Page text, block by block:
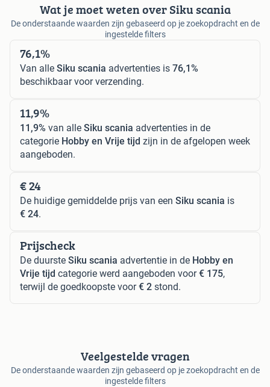
Wat je moet weten over Siku scania
De onderstaande waarden zijn gebaseerd op je zoekopdracht en de
ingestelde filters
76,1%
Van alle Siku scania advertenties is 76,1%
beschikbaar voor verzending.
11,9%
11,9% van alle Siku scania advertenties in de
categorie Hobby en Vrije tijd zijn in de afgelopen week
aangeboden.
€ 24
De huidige gemiddelde prijs van een Siku scania is
€ 24.
Prijscheck
De duurste Siku scania advertentie in de Hobby en
Vrije tijd categorie werd aangeboden voor€ 175,
terwijl de goedkoopste voor€ 2 stond.
Veelgestelde vragen
De onderstaande waarden zijn gebaseerd op je zoekopdracht en de
ingestelde filters